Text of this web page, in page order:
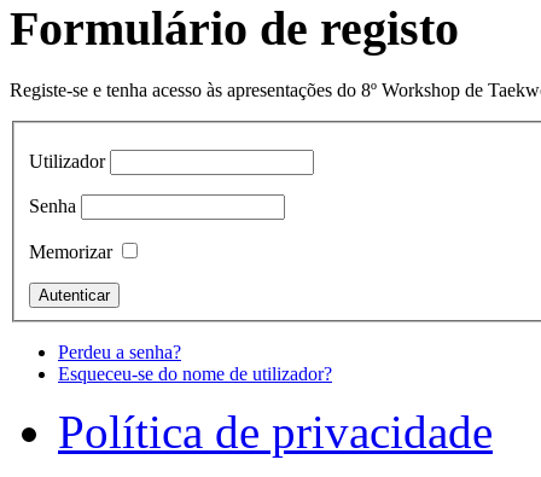
Formulário de registo
Registe-se e tenha acesso às apresentações do 8º Workshop de
Utilizador
Senha
Memorizar
Perdeu a senha?
Esqueceu-se do nome de utilizador?
Política de privacidade